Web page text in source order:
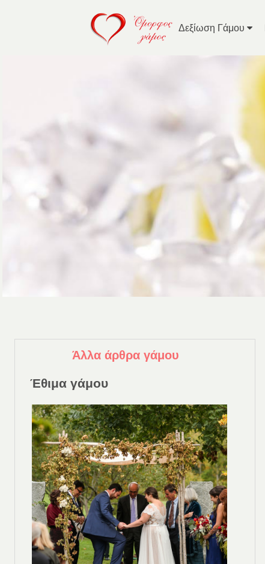
Δεξίωση Γάμου
Άλλα άρθρα γάμου
Έθιμα γάμου